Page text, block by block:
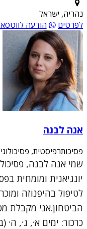
נהריה, ישראל
לפרטים
הודעה
אנה לבנה
פסיכותרפיסטית,
שמי אנה לבנה,
יונגיאנית ומומחית
לטיפול בהיפנוזה
הביטחון.אני מקבלת
כרכור: ימים א׳, ג׳,